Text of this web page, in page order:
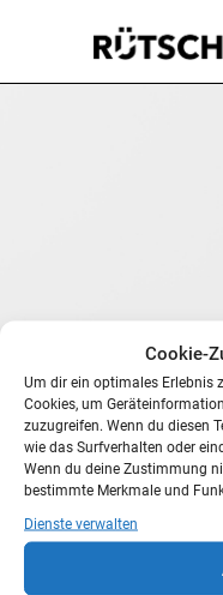
Cookie-
Um dir ein optimales Erlebnis
Cookies, um
zuzugreifen. Wenn du diesen
wie das Surfverhalten oder
Wenn du deine Zustimmung
bestimmte Merkmale und
Dienste verwalten